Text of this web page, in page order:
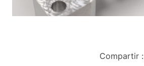
Compartir :